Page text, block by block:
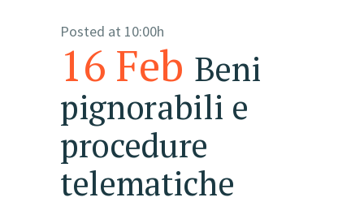
16 Feb Beni
pignorabili e
procedure
telematiche
Posted at 10:00h